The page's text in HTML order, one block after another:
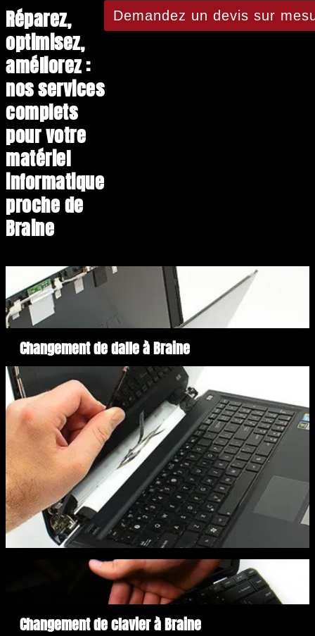
Réparez,
optimisez,
améliorez :
nos services
complets
pour votre
matériel
informatique
proche de
Braine
Demandez un devis sur
Changement de dalle à Braine
Changement de clavier à Braine